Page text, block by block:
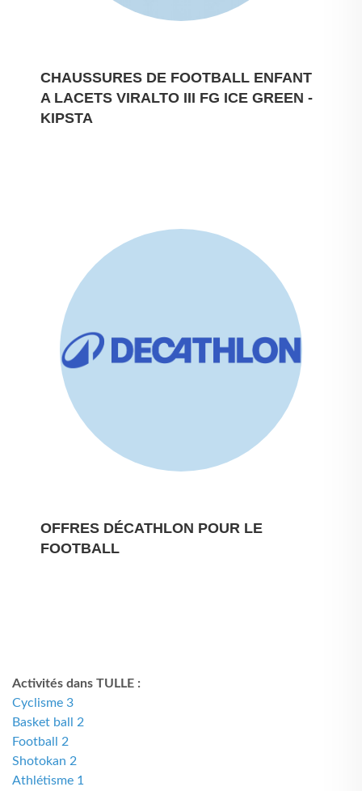
CHAUSSURES DE FOOTBALL ENFANT
A LACETS VIRALTO III FG ICE GREEN -
KIPSTA
OFFRES DÉCATHLON POUR LE
FOOTBALL
Activités dans TULLE :
Cyclisme 3
Basket ball 2
Football 2
Shotokan 2
Athlétisme 1